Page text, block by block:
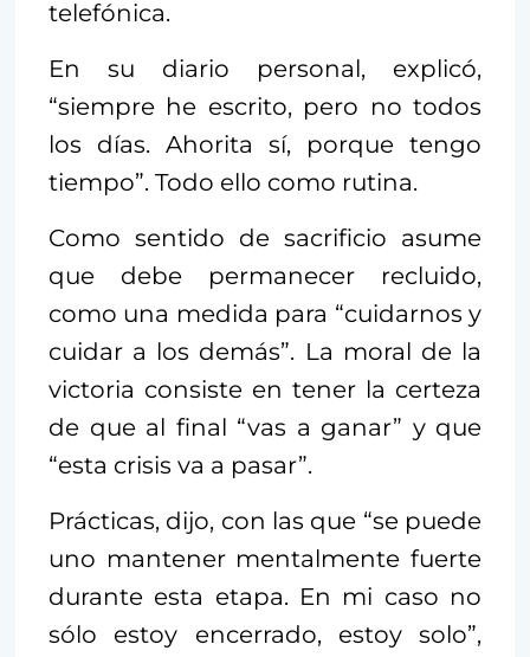
telefónica.
En su diario personal, explicó,
“siempre he escrito, pero no todos
los días. Ahorita sí, porque tengo
tiempo”. Todo ello como rutina.
Como sentido de sacrificio asume
que debe permanecer recluido,
como una medida para “cuidarnos y
cuidar a los demás”. La moral de la
victoria consiste en tener la certeza
de que al final “vas a ganar” y que
“esta crisis va a pasar”.
Prácticas, dijo, con las que “se puede
uno mantener mentalmente fuerte
durante esta etapa. En mi caso no
sólo estoy encerrado, estoy solo”,